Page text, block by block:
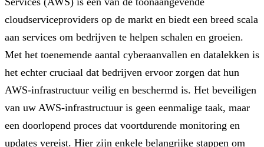
cloudserviceproviders op de markt en biedt een breed scala
aan services om bedrijven te helpen schalen en groeien.
Met het toenemende aantal cyberaanvallen en datalekken is
het echter cruciaal dat bedrijven ervoor zorgen dat hun
AWS-infrastructuur veilig en beschermd is. Het beveiligen
van uw AWS-infrastructuur is geen eenmalige taak, maar
een doorlopend proces dat voortdurende monitoring en
updates vereist. Hier zijn enkele belangrijke stappen om